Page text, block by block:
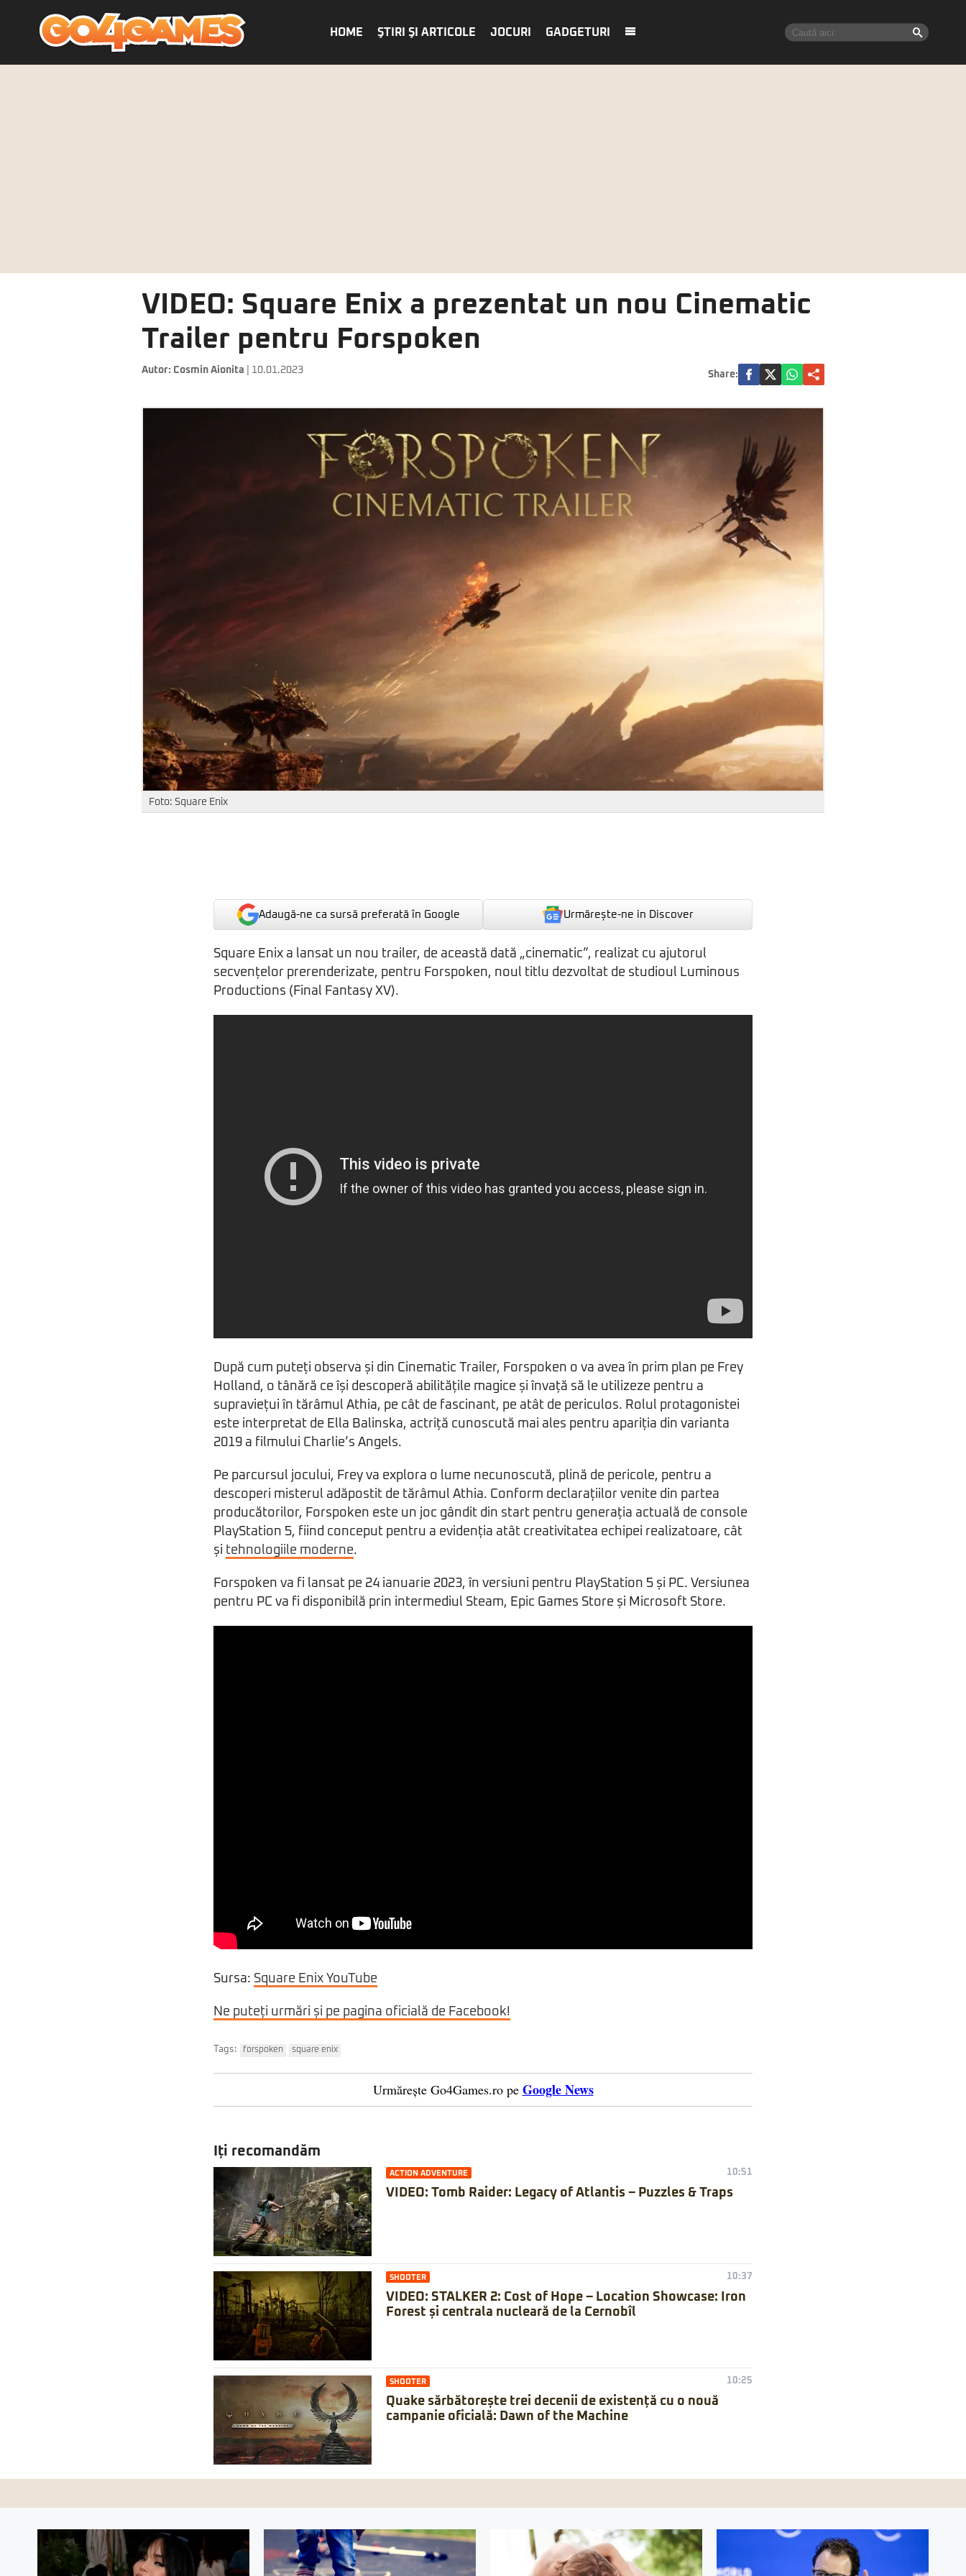
HOME ŞTIRI ŞI ARTICOLE JOCURI GADGETURI
VIDEO: Square Enix a prezentat un nou Cinematic
Trailer pentru Forspoken
Autor: Cosmin Aionita | 10.01.2023 Share:
Foto: Square Enix
Adaugă-ne ca sursă preferată în Google Urmărește-ne in Discover
Square Enix a lansat un nou trailer, de această dată „cinematic”, realizat cu ajutorul
secvențelor prerenderizate, pentru Forspoken, noul titlu dezvoltat de studioul Luminous
Productions (Final Fantasy XV).
După cum puteți observa și din Cinematic Trailer, Forspoken o va avea în prim plan pe Frey
Holland, o tânără ce își descoperă abilitățile magice și învață să le utilizeze pentru a
supraviețui în tărâmul Athia, pe cât de fascinant, pe atât de periculos. Rolul protagonistei
este interpretat de Ella Balinska, actriță cunoscută mai ales pentru apariția din varianta
2019 a filmului Charlie’s Angels.
Pe parcursul jocului, Frey va explora o lume necunoscută, plină de pericole, pentru a
descoperi misterul adăpostit de tărâmul Athia. Conform declarațiilor venite din partea
producătorilor, Forspoken este un joc gândit din start pentru generația actuală de console
PlayStation 5, fiind conceput pentru a evidenția atât creativitatea echipei realizatoare, cât
și tehnologiile moderne.
Forspoken va fi lansat pe 24 ianuarie 2023, în versiuni pentru PlayStation 5 și PC. Versiunea
pentru PC va fi disponibilă prin intermediul Steam, Epic Games Store și Microsoft Store.
Sursa: Square Enix YouTube
Ne puteți urmări și pe pagina oficială de Facebook!
Tags: forspoken square enix
Urmărește Go4Games.ro pe Google News
Iți recomandăm
ACTION ADVENTURE 10:51
VIDEO: Tomb Raider: Legacy of Atlantis – Puzzles & Traps
SHOOTER 10:37
VIDEO: STALKER 2: Cost of Hope – Location Showcase: Iron
Forest și centrala nucleară de la Cernobîl
SHOOTER 10:25
Quake sărbătorește trei decenii de existență cu o nouă
campanie oficială: Dawn of the Machine